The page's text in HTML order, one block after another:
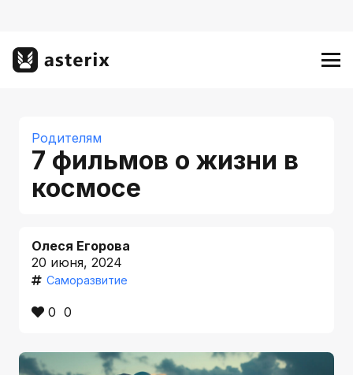
Родителям
7 фильмов о жизни в
космосе
Олеся Егорова
20 июня, 2024
Саморазвитие
0 0